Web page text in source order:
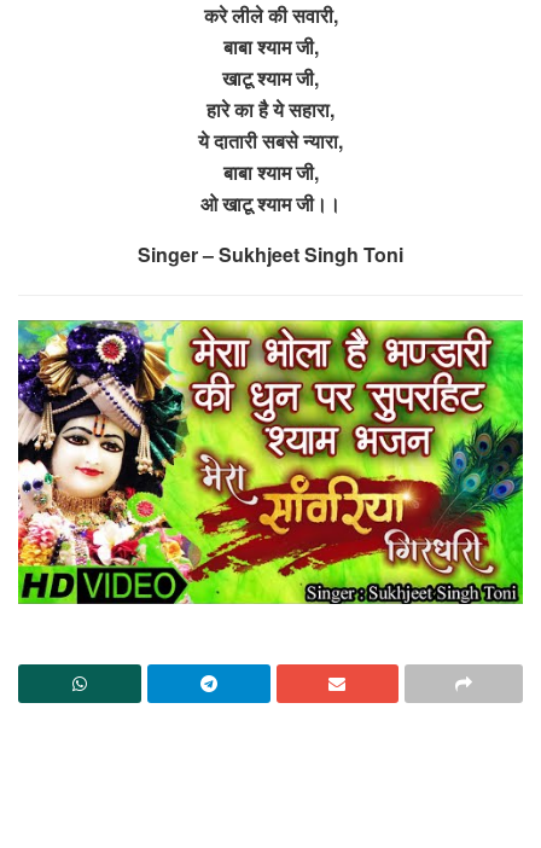
करे लीले की सवारी,
बाबा श्याम जी,
खाटू श्याम जी,
हारे का है ये सहारा,
ये दातारी सबसे न्यारा,
बाबा श्याम जी,
ओ खाटू श्याम जी।।
Singer – Sukhjeet Singh Toni